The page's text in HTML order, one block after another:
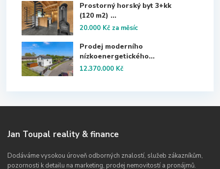
Prostorný horský byt 3+kk
(120 m2) ...
20.000 Kč za měsíc
Prodej moderního
nízkoenergetického...
12.370.000 Kč
Jan Toupal reality & finance
Dodáváme vysokou úroveň odborných znalostí, služeb zákazníkům,
pozornosti k detailu na marketing, prodej nemovitostí a pronájmů.